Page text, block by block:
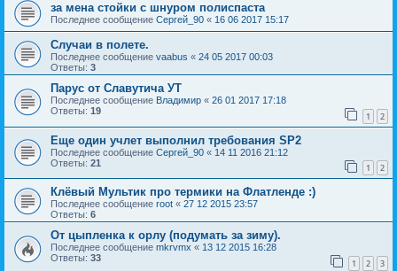
за мена стойки с шнуром полиспаста
Последнее сообщение Сергей_90 « 16 06 2017 15:17
Случаи в полете.
Последнее сообщение vaabus « 24 05 2017 00:03
Ответы: 3
Парус от Славутича УТ
Последнее сообщение Владимир « 26 01 2017 17:18
Ответы: 19 1 2
Еще один учлет выполнил требования SP2
Последнее сообщение Сергей_90 « 14 11 2016 21:12
Ответы: 21 1 2
Клёвый Мультик про термики на Флатленде :)
Последнее сообщение root « 27 12 2015 23:57
Ответы: 6
От цыпленка к орлу (подумать за зиму).
Последнее сообщение mkrvmx « 13 12 2015 16:28
Ответы: 33 1 2 3